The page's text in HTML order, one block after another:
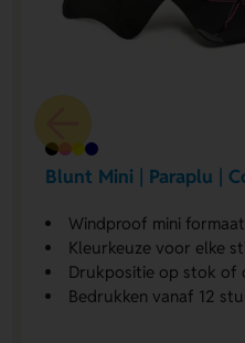
Blunt Mini | Paraplu |
Windproof mini formaat
Kleurkeuze voor elke
Drukpositie op stok of
Bedrukken vanaf 12